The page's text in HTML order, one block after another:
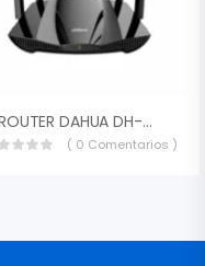
ROUTER DAHUA DH-AX30 WIFI6 AX3000 6TH GENERACION DUAL BAND 2.4/5GHZ 3GBPS 160MHZ IEEE 802.11 B/G/N/AC/AX 4 ANTENAS WEB/WILYNK APP DH-AX30
( 0 Comentarios )